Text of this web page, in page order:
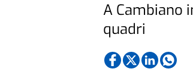
A Cambiano
quadri